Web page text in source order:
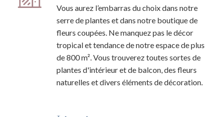
Vous aurez l’embarras du choix dans notre
serre de plantes et dans notre boutique de
fleurs coupées. Ne manquez pas le décor
tropical et tendance de notre espace de plus
de 800 m². Vous trouverez toutes sortes de
plantes d'intérieur et de balcon, des fleurs
naturelles et divers éléments de décoration.